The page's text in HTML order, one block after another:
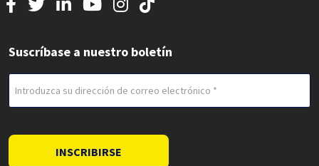
Suscríbase a nuestro boletín
electrónico
INSCRIBIRSE